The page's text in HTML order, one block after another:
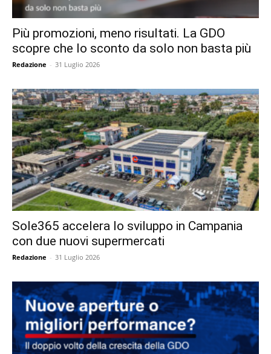
Più promozioni, meno risultati. La GDO
scopre che lo sconto da solo non basta più
Redazione - 31 Luglio 2026
Sole365 accelera lo sviluppo in Campania
con due nuovi supermercati
Redazione - 31 Luglio 2026